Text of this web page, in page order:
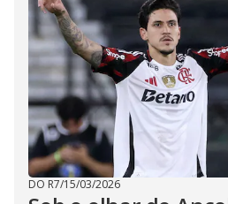
DO R7/15/03/2026